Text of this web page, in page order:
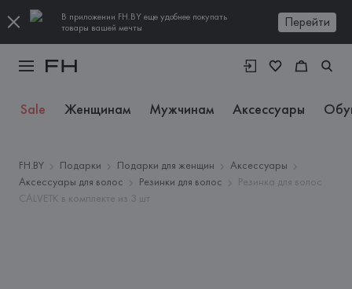
В приложении FH.BY еще удобнее покупать
товары вашей мечты
Перейти
Sale Женщинам Мужчинам Аксессуары
FH.BY Подарки Подарки для женщин
Аксессуары
Аксессуары для волос
Резинки для волос
Резинка для волос
CALVETK в комплекте из 3 шт